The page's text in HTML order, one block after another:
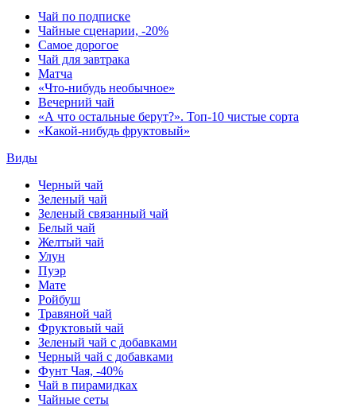
Чай по подписке
Чайные сценарии, -20%
Самое дорогое
Чай для завтрака
Матча
«Что-нибудь необычное»
Вечерний чай
«А что остальные берут?». Топ-10 чистые сорта
«Какой-нибудь фруктовый»
Виды
Черный чай
Зеленый чай
Зеленый связанный чай
Белый чай
Желтый чай
Улун
Пуэр
Мате
Ройбуш
Травяной чай
Фруктовый чай
Зеленый чай с добавками
Черный чай с добавками
Фунт Чая, -40%
Чай в пирамидках
Чайные сеты